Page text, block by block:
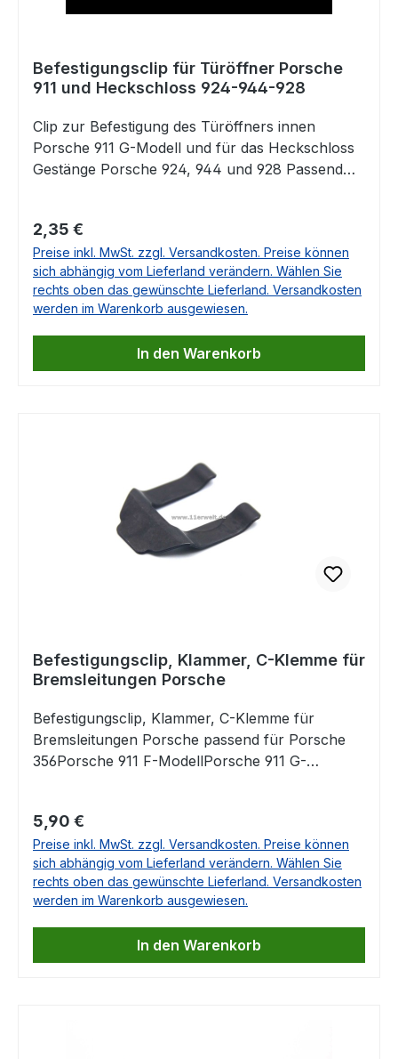
Befestigungsclip für Türöffner Porsche
911 und Heckschloss 924-944-928
Clip zur Befestigung des Türöffners innen
Porsche 911 G-Modell und für das Heckschloss
Gestänge Porsche 924, 944 und 928 Passend
924 Porsche 944Porsche 928 Ersetzt Porsche
Originalteil: 993 531 563 00, 99353156300,
993.531.563.00
Regulärer Preis:
2,35 €
Preise inkl. MwSt. zzgl. Versandkosten. Preise können
sich abhängig vom Lieferland verändern. Wählen Sie
rechts oben das gewünschte Lieferland. Versandkosten
werden im Warenkorb ausgewiesen.
In den Warenkorb
Befestigungsclip, Klammer, C-Klemme für
Bremsleitungen Porsche
Befestigungsclip, Klammer, C-Klemme für
Bremsleitungen Porsche passend für Porsche
356Porsche 911 F-ModellPorsche 911 G-
996Porsche 997Porsche 912Porsche
914Porsche 924Porsche 928Porsche
944Porsche 968Porsche Boxster 981Porsche
Boxster 986Porsche Boxster 987Porsche
CayennePorsche CaymanPorsche
PanameraPorsche 918 SpyderPorsche
MacanPorsche Taycan OE Nr. 99916607101, 999
Regulärer Preis:
5,90 €
Preise inkl. MwSt. zzgl. Versandkosten. Preise können
sich abhängig vom Lieferland verändern. Wählen Sie
rechts oben das gewünschte Lieferland. Versandkosten
werden im Warenkorb ausgewiesen.
In den Warenkorb